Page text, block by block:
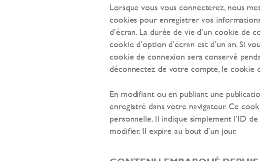
Lorsque vous vous connecterez, nous
cookies pour enregistrer vos
d’écran. La durée de vie d’un cookie de
cookie d’option d’écran est d’un an. Si
cookie de connexion sera conservé
déconnectez de votre compte, le cookie
En modifiant ou en publiant une
enregistré dans votre navigateur. Ce
personnelle. Il indique simplement l’ID
modifier. Il expire au bout d’un jour.